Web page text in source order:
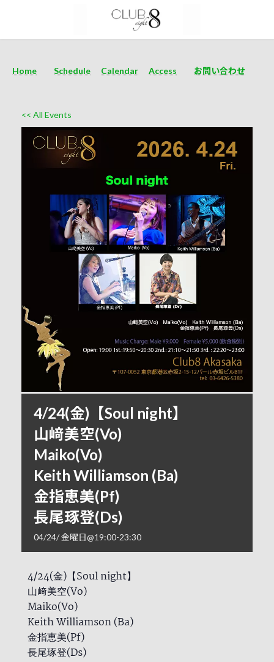
Home Schedule Calendar Access お問い合わせ
<< All Events
4/24(金)【Soul night】
山﨑美空(Vo)
Maiko(Vo)
Keith Williamson (Ba)
金指恵美(Pf)
長尾琢登(Ds)
04/24/ 金曜日@19:00-23:30
4/24(金)【Soul night】
山﨑美空(Vo)
Maiko(Vo)
Keith Williamson (Ba)
金指恵美(Pf)
長尾琢登(Ds)